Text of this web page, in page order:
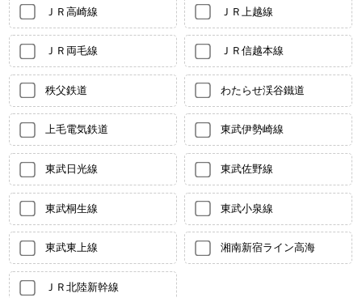
ＪＲ高崎線 ＪＲ上越線
ＪＲ両毛線 ＪＲ信越本線
秩父鉄道 わたらせ渓谷鐵道
上毛電気鉄道 東武伊勢崎線
東武日光線 東武佐野線
東武桐生線 東武小泉線
東武東上線 湘南新宿ライン高海
ＪＲ北陸新幹線